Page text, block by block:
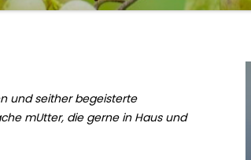
und seither begeisterte
mUtter, die gerne in Haus und